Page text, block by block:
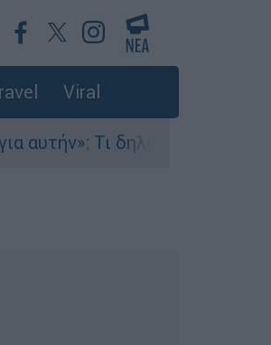
Viral
Τι δηλώνει στο